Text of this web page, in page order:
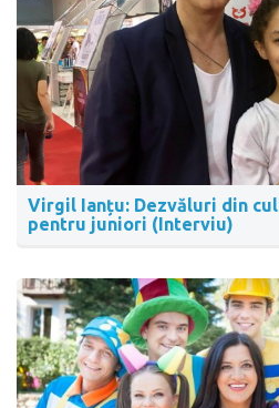
Virgil Ianțu: Dezvăluri din
pentru juniori (Interviu)